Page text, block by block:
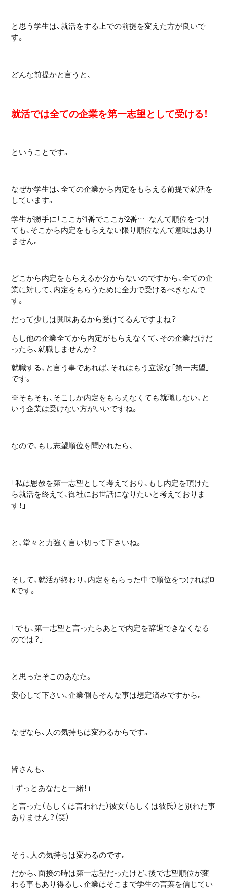
と思う学生は、就活をする上での前提を変えた方が良いで
す。
どんな前提かと言うと、
就活では全ての企業を第一志望として受ける！
ということです。
なぜか学生は、全ての企業から内定をもらえる前提で就活を
しています。
学生が勝手に「ここが1番でここが2番…」なんて順位をつけ
ても、そこから内定をもらえない限り順位なんて意味はあり
ません。
どこから内定をもらえるか分からないのですから、全ての企
業に対して、内定をもらうために全力で受けるべきなんで
す。
だって少しは興味あるから受けてるんですよね？
もし他の企業全てから内定がもらえなくて、その企業だけだ
ったら、就職しませんか？
就職する、と言う事であれば、それはもう立派な「第一志望」
です。
※そもそも、そこしか内定をもらえなくても就職しない、と
いう企業は受けない方がいいですね。
なので、もし志望順位を聞かれたら、
「私は恩赦を第一志望として考えており、もし内定を頂けた
ら就活を終えて、御社にお世話になりたいと考えておりま
す！」
と、堂々と力強く言い切って下さいね。
そして、就活が終わり、内定をもらった中で順位をつければO
Kです。
「でも、第一志望と言ったらあとで内定を辞退できなくなる
のでは？」
と思ったそこのあなた。
安心して下さい、企業側もそんな事は想定済みですから。
なぜなら、人の気持ちは変わるからです。
皆さんも、
「ずっとあなたと一緒！」
と言った（もしくは言われた）彼女（もしくは彼氏）と別れた事
ありません？（笑）
そう、人の気持ちは変わるのです。
だから、面接の時は第一志望だったけど、後で志望順位が変
わる事もあり得るし、企業はそこまで学生の言葉を信じてい